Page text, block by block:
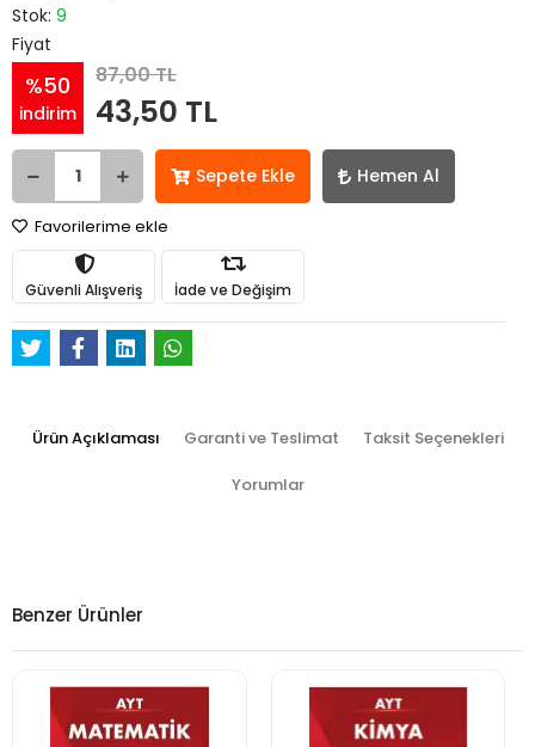
Stok: 9
Fiyat
%50
indirim
87,00 TL
43,50 TL
Sepete Ekle Hemen Al
Favorilerime ekle
Güvenli Alışveriş İade ve Değişim
Ürün Açıklaması Garanti ve Teslimat Taksit Seçenekleri
Yorumlar
Benzer Ürünler